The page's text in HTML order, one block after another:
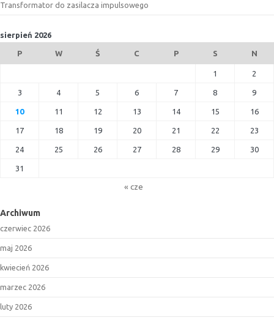
Transformator do zasilacza impulsowego
sierpień 2026
P W Ś C P S N
1 2
3 4 5 6 7 8 9
10 11 12 13 14 15 16
17 18 19 20 21 22 23
24 25 26 27 28 29 30
31
« cze
Archiwum
czerwiec 2026
maj 2026
kwiecień 2026
marzec 2026
luty 2026